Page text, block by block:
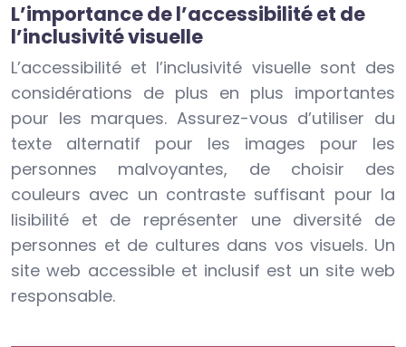
L’importance de l’accessibilité et de
l’inclusivité visuelle
L’accessibilité et l’inclusivité visuelle sont des
considérations de plus en plus importantes
pour les marques. Assurez-vous d’utiliser du
texte alternatif pour les images pour les
personnes malvoyantes, de choisir des
couleurs avec un contraste suffisant pour la
lisibilité et de représenter une diversité de
personnes et de cultures dans vos visuels. Un
site web accessible et inclusif est un site web
responsable.